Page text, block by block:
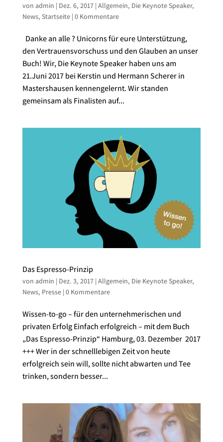
von admin | Dez. 6, 2017| Allgemein, Die Keynote Speaker,
News, Startseite| 0 Kommentare
Danke an alle ? Unicorns für eure Unterstützung,
den Vertrauensvorschuss und den Glauben an unser
Buch! Wir, Die Keynote Speaker haben uns am
21.Juni 2017 bei Kerstin und Hermann Scherer in
Mastershausen kennengelernt. Wir standen
gemeinsam als Finalisten auf...
Das Espresso-Prinzip
von admin | Dez. 3, 2017| Allgemein, Die Keynote Speaker,
News, Presse| 0 Kommentare
Wissen-to-go – für den unternehmerischen und
privaten Erfolg Einfach erfolgreich – mit dem Buch
„Das Espresso-Prinzip“ Hamburg, 03. Dezember 2017
+++ Wer in der schnelllebigen Zeit von heute
erfolgreich sein will, sollte nicht abwarten und Tee
trinken, sondern besser...